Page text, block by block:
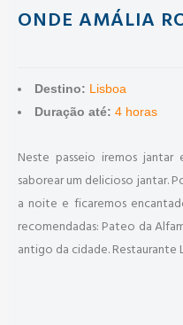
ONDE AMÁLIA
Destino: Lisboa
Duração até: 4 horas
Neste passeio iremos jantar
saborear um delicioso jantar.
a noite e ficaremos
recomendadas: Pateo da
antigo da cidade. Restaurante